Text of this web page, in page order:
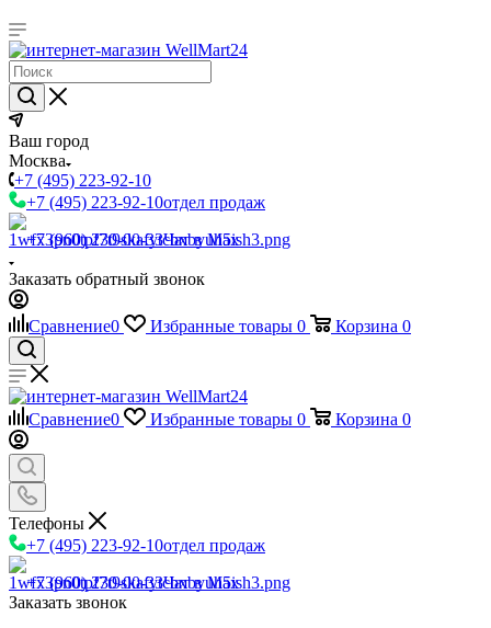
Ваш город
Москва
+7 (495) 223-92-10
+7 (495) 223-92-10отдел продаж
+7 (960) 230-00-33Чат в Max
Заказать обратный звонок
Сравнение0 Избранные товары 0 Корзина 0
Сравнение0 Избранные товары 0 Корзина 0
Телефоны
+7 (495) 223-92-10отдел продаж
+7 (960) 230-00-33Чат в Max
Заказать звонок